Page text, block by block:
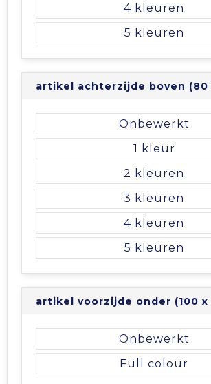
4
5
artikel achterzijde boven (80
Onbewerkt
1
2
3
4
5
artikel voorzijde onder (100 x
Onbewerkt
Full colour